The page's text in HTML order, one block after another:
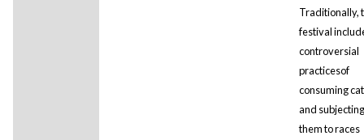
Traditionally,
festival
controversial
practicesof
consuming
and subjecting
them to races